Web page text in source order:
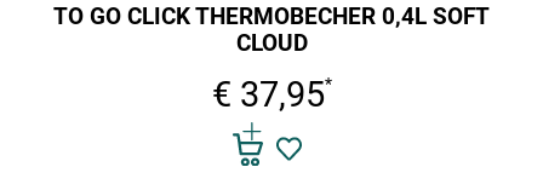
TO GO CLICK THERMOBECHER 0,4L SOFT
CLOUD
€ 37,95*